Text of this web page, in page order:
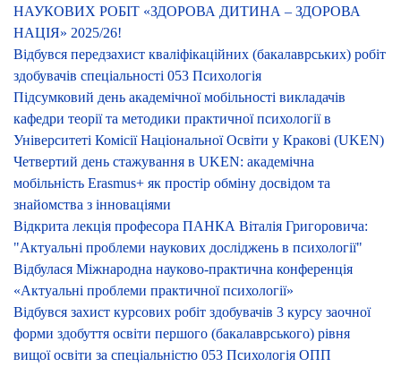
НАУКОВИХ РОБІТ «ЗДОРОВА ДИТИНА – ЗДОРОВА
НАЦІЯ» 2025/26!
Відбувся передзахист кваліфікаційних (бакалаврських) робіт
здобувачів спеціальності 053 Психологія
Підсумковий день академічної мобільності викладачів
кафедри теорії та методики практичної психології в
Університеті Комісії Національної Освіти у Кракові (UKEN)
Четвертий день стажування в UKEN: академічна
мобільність Erasmus+ як простір обміну досвідом та
знайомства з інноваціями
Відкрита лекція професора ПАНКА Віталія Григоровича:
"Актуальні проблеми наукових досліджень в психології"
Відбулася Міжнародна науково-практична конференція
«Актуальні проблеми практичної психології»
Відбувся захист курсових робіт здобувачів 3 курсу заочної
форми здобуття освіти першого (бакалаврського) рівня
вищої освіти за спеціальністю 053 Психологія ОПП